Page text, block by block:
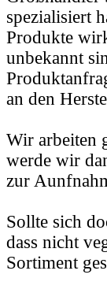
spezialisiert
Produkte
unbekannt
an den
Wir arbeiten
werde wir
zur
Sollte sich
dass nicht
Sortiment